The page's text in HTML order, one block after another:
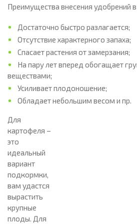
Преимущества внесения удобрений
Достаточно быстро разлагается;
Отсутствие характерного запаха;
Спасает растения от замерзания;
На пару лет вперед обогащает
веществами;
Усиливает плодоношение;
Обладает небольшим весом и пр.
Для
картофеля –
это
идеальный
вариант
подкормки,
вам удастся
вырастить
крупные
плоды. Для